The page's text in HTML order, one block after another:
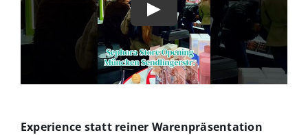
Experience statt reiner Warenpräsentation